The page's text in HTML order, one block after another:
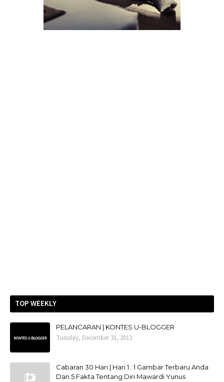
TOP WEEKLY
PELANCARAN | KONTES U-BLOGGER
Tuesday, December 31, 2013
Cabaran 30 Hari | Hari 1 : 1 Gambar Terbaru Anda
Dan 5 Fakta Tentang Diri Mawardi Yunus